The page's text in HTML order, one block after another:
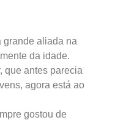
grande aliada na
da idade.
que antes parecia
agora está ao
gostou de